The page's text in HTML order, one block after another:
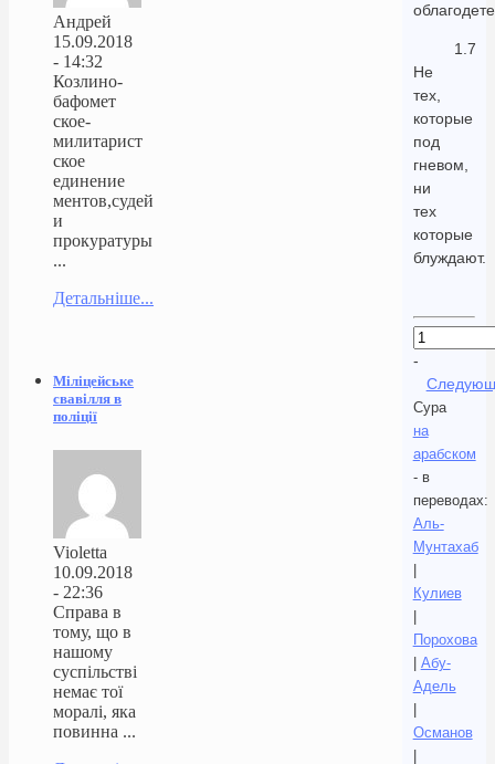
1.7
Не
тех,
которые
под
гневом,
ни
тех
которые
блуждают.
-
Сура
на
арабском
- в
переводах:
Аль-
Мунтахаб
Кулиев
Порохова
Абу-
Адель
Османов
Андрей
15.09.2018
- 14:32
Козлино-
бафомет
ское-
милитарист
ское
единение
ментов,судей
и
прокуратуры
...
Детальніше...
Міліцейське
свавілля в
поліції
Violetta
10.09.2018
- 22:36
Справа в
тому, що в
нашому
суспільстві
немає тої
моралі, яка
повинна ...